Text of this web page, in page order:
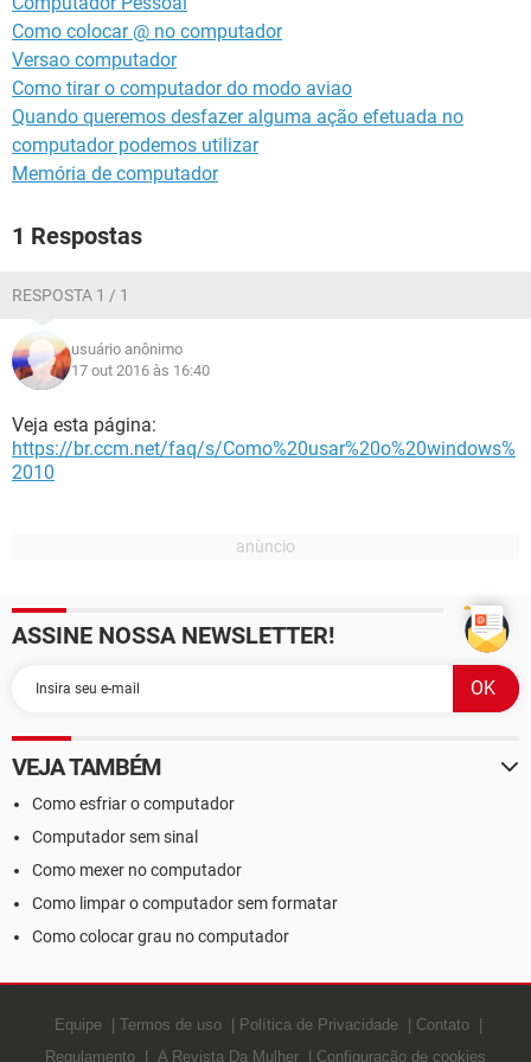
GUIA DE COMPRAS
Como colocar @ no computador
Versao computador
Como tirar o computador do modo aviao
Quando queremos desfazer alguma ação efetuada no
computador podemos utilizar
Memória de computador
1 Respostas
RESPOSTA 1 / 1
usuário anônimo
17 out 2016 às 16:40
Veja esta página:
https://br.ccm.net/faq/s/Como%20usar%20o%20windows%
2010
ASSINE NOSSA NEWSLETTER!
VEJA TAMBÉM
Como esfriar o computador
Computador sem sinal
Como mexer no computador
Como limpar o computador sem formatar
Como colocar grau no computador
Equipe Termos de uso Política de Privacidade
Contato
Regulamento
A Revista Da Mulher Configuração de cookies